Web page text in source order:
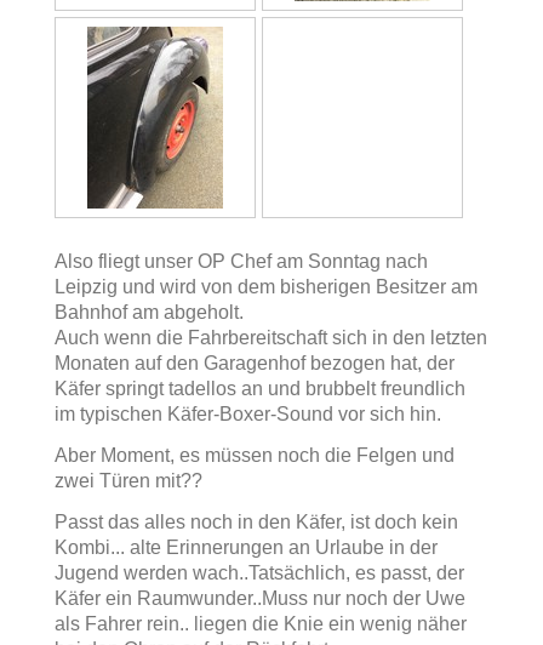
Also fliegt unser OP Chef am Sonntag nach
Leipzig und wird von dem bisherigen Besitzer am
Bahnhof am abgeholt.
Auch wenn die Fahrbereitschaft sich in den letzten
Monaten auf den Garagenhof bezogen hat, der
Käfer springt tadellos an und brubbelt freundlich
im typischen Käfer-Boxer-Sound vor sich hin.
Aber Moment, es müssen noch die Felgen und
zwei Türen mit??
Passt das alles noch in den Käfer, ist doch kein
Kombi... alte Erinnerungen an Urlaube in der
Jugend werden wach..Tatsächlich, es passt, der
Käfer ein Raumwunder..Muss nur noch der Uwe
als Fahrer rein.. liegen die Knie ein wenig näher